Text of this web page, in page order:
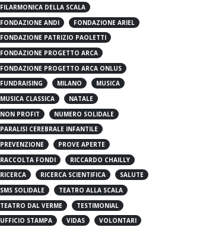
FILARMONICA DELLA SCALA
FONDAZIONE ANDI
FONDAZIONE ARIEL
FONDAZIONE PATRIZIO PAOLETTI
FONDAZIONE PROGETTO ARCA
FONDAZIONE PROGETTO ARCA ONLUS
FUNDRAISING
MILANO
MUSICA
MUSICA CLASSICA
NATALE
NON PROFIT
NUMERO SOLIDALE
PARALISI CEREBRALE INFANTILE
PREVENZIONE
PROVE APERTE
RACCOLTA FONDI
RICCARDO CHAILLY
RICERCA
RICERCA SCIENTIFICA
SALUTE
SMS SOLIDALE
TEATRO ALLA SCALA
TEATRO DAL VERME
TESTIMONIAL
UFFICIO STAMPA
VIDAS VOLONTARI